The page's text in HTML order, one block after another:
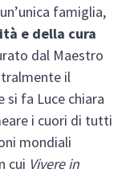
famiglia,
e della cura
dal Maestro
il
si fa Luce chiara
i cuori di tutti
mondiali
cui Vivere in